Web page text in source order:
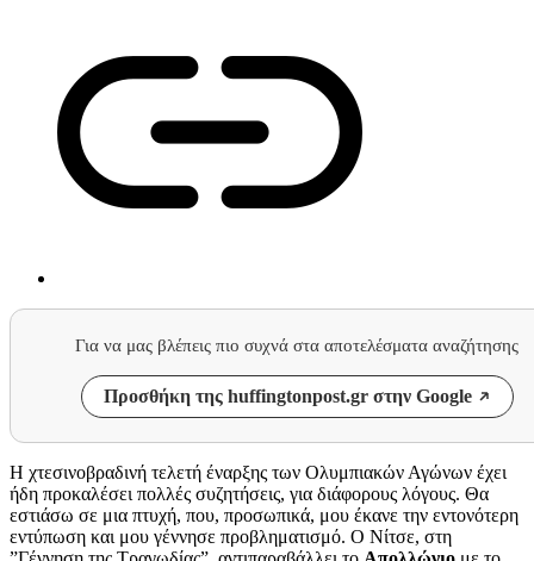
Για να μας βλέπεις πιο συχνά στα αποτελέσματα αναζήτησης
Προσθήκη της huffingtonpost.gr στην Google
Η χτεσινοβραδινή τελετή έναρξης των Ολυμπιακών Αγώνων έχει
ήδη προκαλέσει πολλές συζητήσεις, για διάφορους λόγους. Θα
εστιάσω σε μια πτυχή, που, προσωπικά, μου έκανε την εντονότερη
εντύπωση και μου γέννησε προβληματισμό. Ο Νίτσε, στη